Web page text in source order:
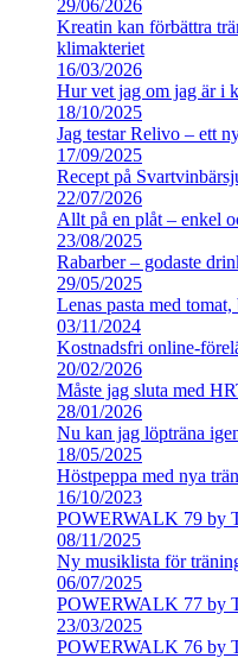
29/06/2026
Kreatin kan förbättra
klimakteriet
16/03/2026
Hur vet jag om jag är i
18/10/2025
Jag testar Relivo – ett
17/09/2025
Recept på
22/07/2026
Allt på en plåt – enkel
23/08/2025
Rabarber – godaste
29/05/2025
Lenas pasta med
03/11/2024
Kostnadsfri online-
20/02/2026
Måste jag sluta med
28/01/2026
Nu kan jag löpträna
18/05/2025
Höstpeppa med nya
16/10/2023
POWERWALK 79 by
08/11/2025
Ny musiklista för
06/07/2025
POWERWALK 77 by
23/03/2025
POWERWALK 76 by